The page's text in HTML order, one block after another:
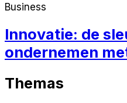
Business
Innovatie: de
ondernemen
Themas